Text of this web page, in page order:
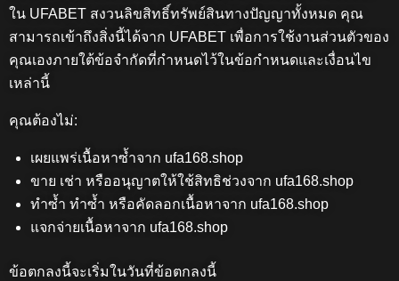
ใน UFABET สงวนลิขสิทธิ์ทรัพย์สินทางปัญญาทั้งหมด คุณ
สามารถเข้าถึงสิ่งนี้ได้จาก UFABET เพื่อการใช้งานส่วนตัวของ
คุณเองภายใต้ข้อจำกัดที่กำหนดไว้ในข้อกำหนดและเงื่อนไข
เหล่านี้
คุณต้องไม่:
เผยแพร่เนื้อหาซ้ำจาก ufa168.shop
ขาย เช่า หรืออนุญาตให้ใช้สิทธิช่วงจาก ufa168.shop
ทำซ้ำ ทำซ้ำ หรือคัดลอกเนื้อหาจาก ufa168.shop
แจกจ่ายเนื้อหาจาก ufa168.shop
ข้อตกลงนี้จะเริ่มในวันที่ข้อตกลงนี้